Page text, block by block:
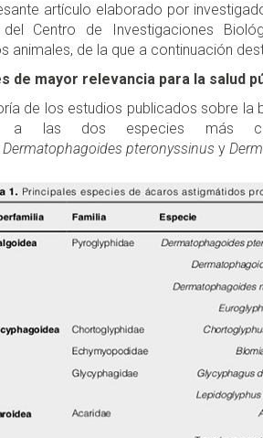
artículo elaborado por
del Centro de Investigaciones
animales, de la que a continuación
de mayor relevancia para la salud
de los estudios publicados sobre
a las dos especies más
Dermatophagoides pteronyssinus y